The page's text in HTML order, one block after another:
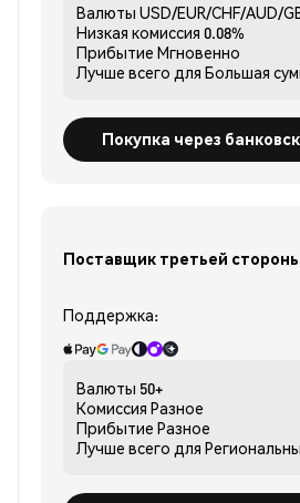
Валюты USD/EUR/CHF/AUD/
Низкая комиссия 0.08%
Прибытие Мгновенно
Лучше всего для Большая
Покупка через
Поставщик третьей
Поддержка:
Валюты 50+
Комиссия Разное
Прибытие Разное
Лучше всего для